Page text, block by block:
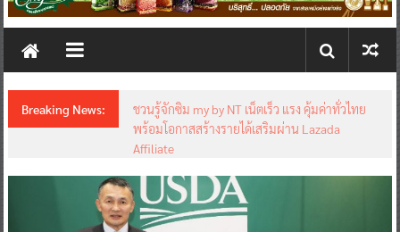
Thailand
New
Breaking News:
ชวนรู้จักซิม my by NT เน็ตเร็ว แรง คุ้มค่าทั่วไทย
พร้อมโอกาสสร้างรายได้เสริมผ่าน Lazada
Affiliate